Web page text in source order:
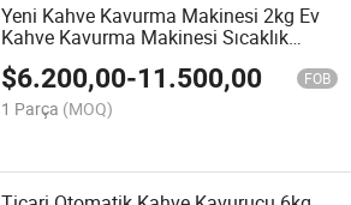
Yeni Kahve Kavurma Makinesi 2kg Ev
Kahve Kavurma Makinesi Sıcaklık
Kontrolü Kahve Kavurma Makinesi
$6.200,00-11.500,00 FOB
1 Parça (MOQ)